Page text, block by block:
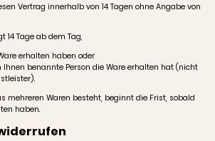
Vertrag innerhalb von 14 Tagen ohne Angabe von
14 Tage ab dem Tag,
erhalten haben oder
Ihnen benannte Person die Ware erhalten hat (nicht
mehreren Waren besteht, beginnt die Frist, sobald
haben.